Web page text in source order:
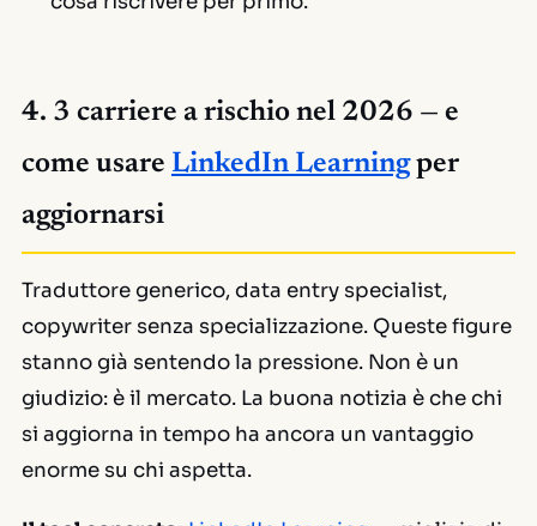
4. 3 carriere a rischio nel 2026 — e
come usare LinkedIn Learningper
aggiornarsi
Traduttore generico, data entry specialist,
copywriter senza specializzazione. Queste figure
stanno già sentendo la pressione. Non è un
giudizio: è il mercato. La buona notizia è che chi
si aggiorna in tempo ha ancora un vantaggio
enorme su chi aspetta.